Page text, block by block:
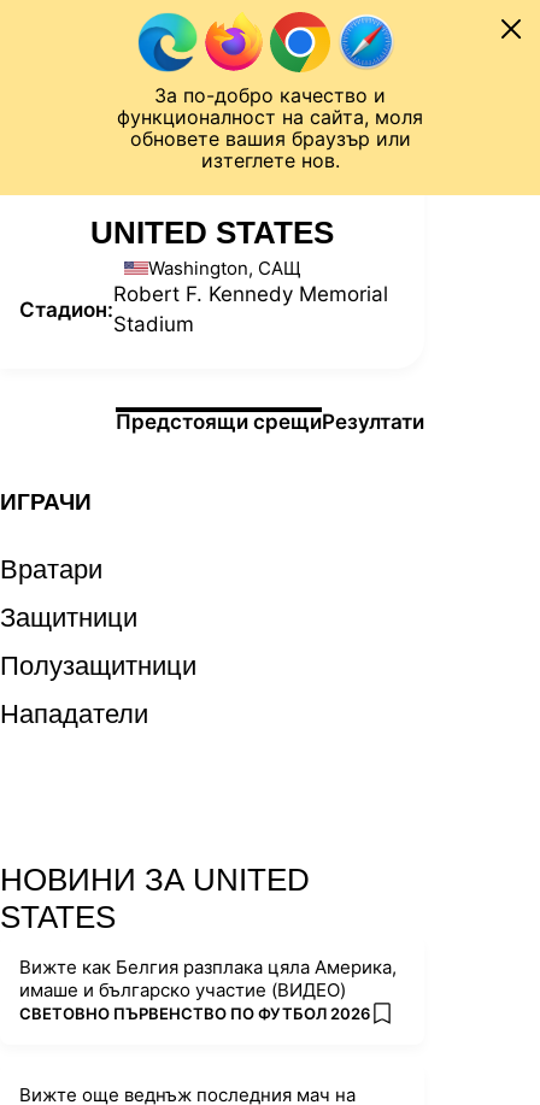
За по-добро качество и
функционалност на сайта, моля
обновете вашия браузър или
изтеглете нов.
Към съдържанието
Лига на Конференциите
СТАТИСТИКИ
UNITED STATES
Washington, САЩ
Стадион:
Robert F. Kennedy Memorial
Stadium
Информация за мачаПредстоящи срещиРезултати
ИГРАЧИ
Вратари
Защитници
Полузащитници
Нападатели
НОВИНИ ЗА UNITED
STATES
Вижте как Белгия разплака цяла Америка,
имаше и българско участие (ВИДЕО)
ПОВЕЧЕ ОТ
СВЕТОВНО ПЪРВЕНСТВО ПО ФУТБОЛ 2026 add favorites
Вижте още веднъж последния мач на